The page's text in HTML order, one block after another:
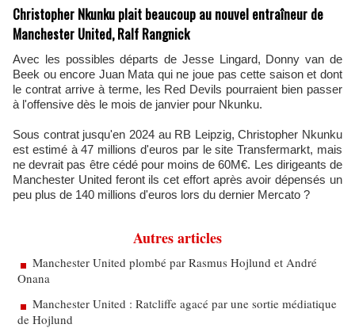
Christopher Nkunku plait beaucoup au nouvel entraîneur de
Manchester United, Ralf Rangnick
Avec les possibles départs de Jesse Lingard, Donny van de
Beek ou encore Juan Mata qui ne joue pas cette saison et dont
le contrat arrive à terme, les Red Devils pourraient bien passer
à l'offensive dès le mois de janvier pour Nkunku.
Sous contrat jusqu'en 2024 au RB Leipzig, Christopher Nkunku
est estimé à 47 millions d'euros par le site Transfermarkt, mais
ne devrait pas être cédé pour moins de 60M€. Les dirigeants de
Manchester United feront ils cet effort après avoir dépensés un
peu plus de 140 millions d'euros lors du dernier Mercato ?
Autres articles
Manchester United plombé par Rasmus Hojlund et André
Onana
Manchester United : Ratcliffe agacé par une sortie médiatique
de Hojlund